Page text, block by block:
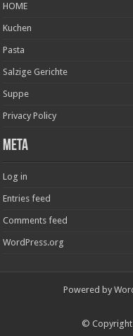
HOME
Kuchen
Pasta
Salzige Gerichte
Suppe
Privacy Policy
Meta
Log in
Entries feed
Comments feed
WordPress.org
Powered by
© Copyright